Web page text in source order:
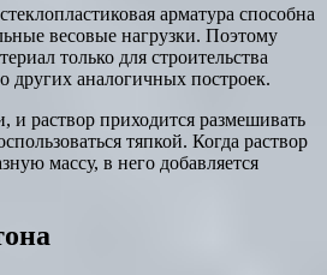
арматура способна
весовые нагрузки. Поэтому
только для строительства
других аналогичных построек.
и раствор приходится размешивать
тяпкой. Когда раствор
массу, в него добавляется